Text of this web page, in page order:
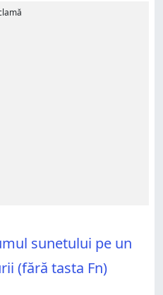
sunetului pe un
(fără tasta Fn)